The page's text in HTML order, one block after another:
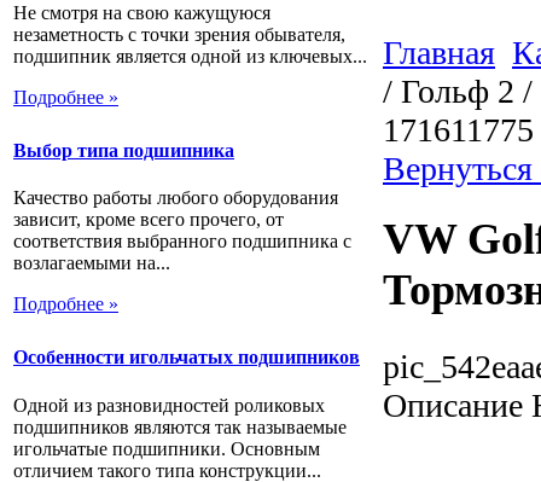
Не смотря на свою кажущуюся
незаметность с точки зрения обывателя,
подшипник является одной из ключевых...
Подробнее »
Выбор типа подшипника
Качество работы любого оборудования
зависит, кроме всего прочего, от
соответствия выбранного подшипника с
возлагаемыми на...
Подробнее »
Особенности игольчатых подшипников
Одной из разновидностей роликовых
подшипников являются так называемые
игольчатые подшипники. Основным
отличием такого типа конструкции...
Главная
/ Гольф 2 /
171611775
VW
Описание